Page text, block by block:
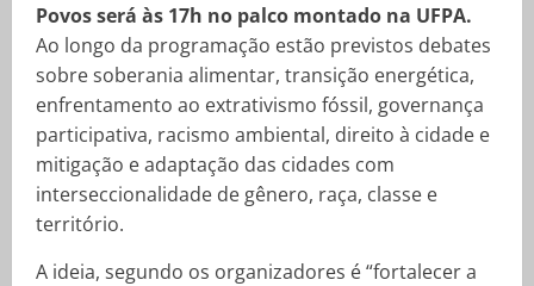
Povos será às 17h no palco montado na UFPA.
Ao longo da programação estão previstos debates
sobre soberania alimentar, transição energética,
enfrentamento ao extrativismo fóssil, governança
participativa, racismo ambiental, direito à cidade e
mitigação e adaptação das cidades com
interseccionalidade de gênero, raça, classe e
território.
A ideia, segundo os organizadores é “fortalecer a